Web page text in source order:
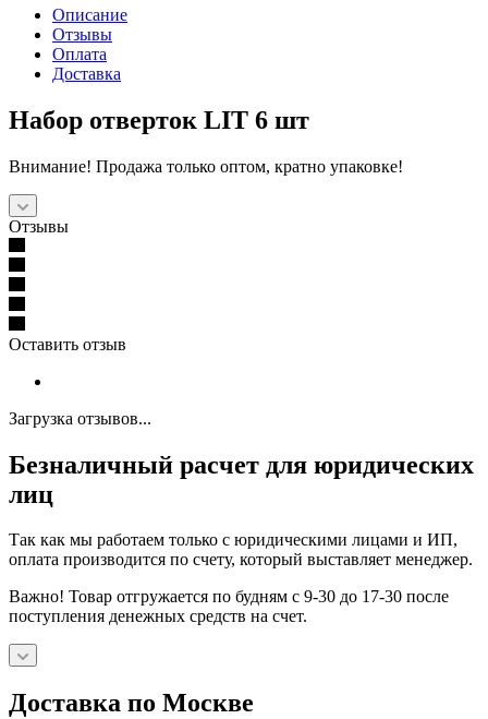
Описание
Отзывы
Оплата
Доставка
Набор отверток LIT 6 шт
Внимание! Продажа только оптом, кратно упаковке!
Отзывы
Оставить отзыв
Загрузка отзывов...
Безналичный расчет для юридических
лиц
Так как мы работаем только с юридическими лицами и ИП,
оплата производится по счету, который выставляет менеджер.
Важно! Товар отгружается по будням с 9-30 до 17-30 после
поступления денежных средств на счет.
Доставка по Москве